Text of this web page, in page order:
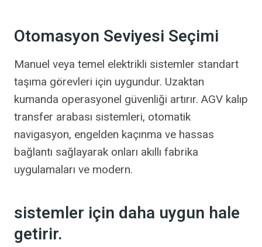
Otomasyon Seviyesi Seçimi
Manuel veya temel elektrikli sistemler standart
taşıma görevleri için uygundur. Uzaktan
kumanda operasyonel güvenliği artırır. AGV kalıp
transfer arabası sistemleri, otomatik
navigasyon, engelden kaçınma ve hassas
bağlantı sağlayarak onları akıllı fabrika
uygulamaları ve modern.
sistemler için daha uygun hale
getirir.